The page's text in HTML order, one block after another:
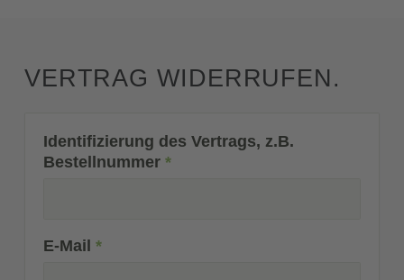
VERTRAG WIDERRUFEN.
Identifizierung des Vertrags, z.B.
Bestellnummer *
E-Mail *